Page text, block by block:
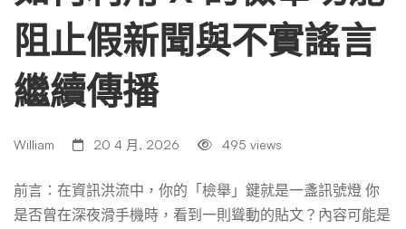
阻止假新聞與不實謠言
繼續傳播
William 20 4 月, 2026 495 views
前言：在資訊洪流中，你的「檢舉」鍵就是一盞訊號燈 你
是否曾在深夜滑手機時，看到一則聳動的貼文？內容可能是